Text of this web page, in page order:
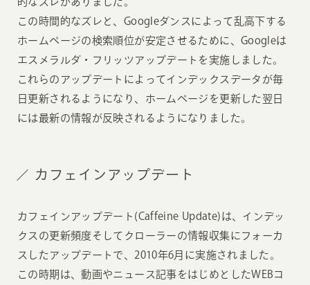
この時間的なズレと、Googleダンスによって乱高下する
ホームページの検索順位が安定させるために、Googleは
エスメラルダ・フリッツアップデートを実施しました。
これらのアップデートによってインデックスデータが毎
日更新されるようになり、ホームページを更新した翌日
には最新の情報が反映されるようになりました。
カフェインアップデート
カフェインアップデート(Caffeine Update)は、インデッ
クスの更新頻度そしてクローラーの情報収集にフォーカ
スしたアップデートで、2010年6月に実施されました。
この時期は、動画やニュース記事をはじめとしたWEBコ